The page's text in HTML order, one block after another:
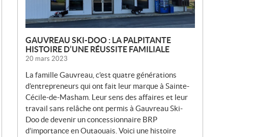
GAUVREAU SKI-DOO : LA PALPITANTE
HISTOIRE D’UNE RÉUSSITE FAMILIALE
20 mars 2023
La famille Gauvreau, c’est quatre générations
d’entrepreneurs qui ont fait leur marque à Sainte-
Cécile-de-Masham. Leur sens des affaires et leur
travail sans relâche ont permis à Gauvreau Ski-
Doo de devenir un concessionnaire BRP
d’importance en Outaouais. Voici une histoire